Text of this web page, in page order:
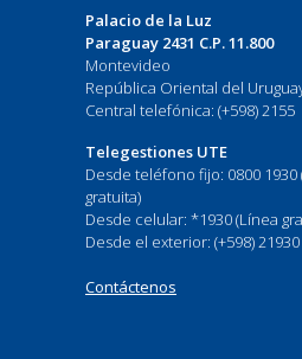
Palacio de la Luz
Paraguay 2431 C.P. 11.800
Montevideo
República Oriental del
Central telefónica: (+598) 2155
Telegestiones UTE
Desde teléfono fijo: 0800 1930
gratuita)
Desde celular: *1930 (Línea
Desde el exterior: (+598) 21930
Contáctenos